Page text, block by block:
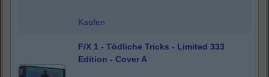
Kaufen
F/X 1 - Tödliche Tricks - Limited 333
Edition - Cover A